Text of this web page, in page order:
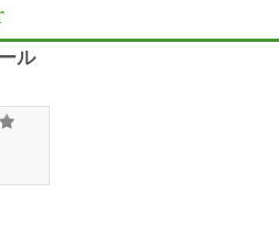
ル